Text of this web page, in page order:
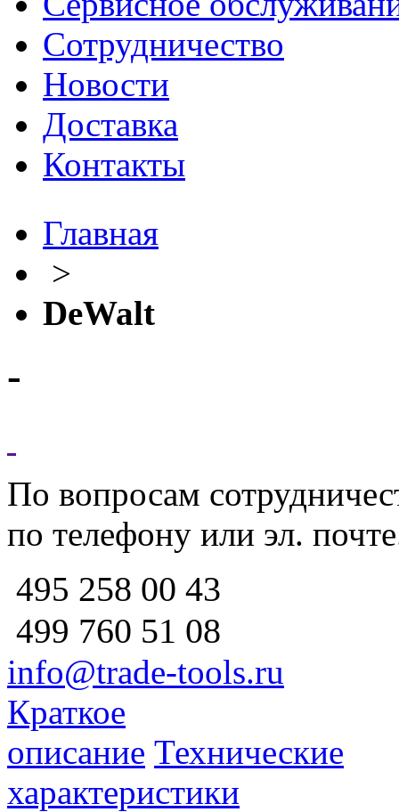
Сотрудничество
Новости
Доставка
Контакты
Главная
>
DeWalt
-
По вопросам
по телефону или эл.
495 258 00 43
499 760 51 08
info@trade-tools.ru
Краткое
описание Технические
характеристики